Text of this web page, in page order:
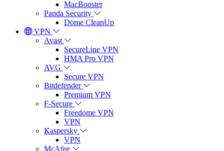
MacBooster
Panda Security
Dome CleanUp
VPN
Avast
SecureLine VPN
HMA Pro VPN
AVG
Secure VPN
Bitdefender
Premium VPN
F-Secure
Freedome VPN
VPN
Kaspersky
VPN
McAfee